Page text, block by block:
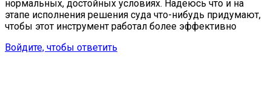
нормальных, достойных условиях. Надеюсь что и на
этапе исполнения решения суда что-нибудь придумают,
чтобы этот инструмент работал более эффективно
Войдите, чтобы ответить